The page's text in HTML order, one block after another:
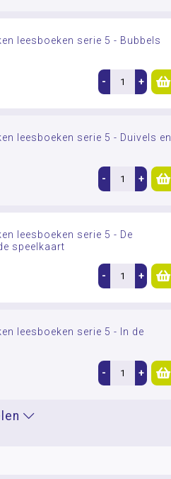
leesboeken serie 5 - Bubbels
- +
leesboeken serie 5 - Duivels en
- +
leesboeken serie 5 - De
speelkaart
- +
leesboeken serie 5 - In de
- +